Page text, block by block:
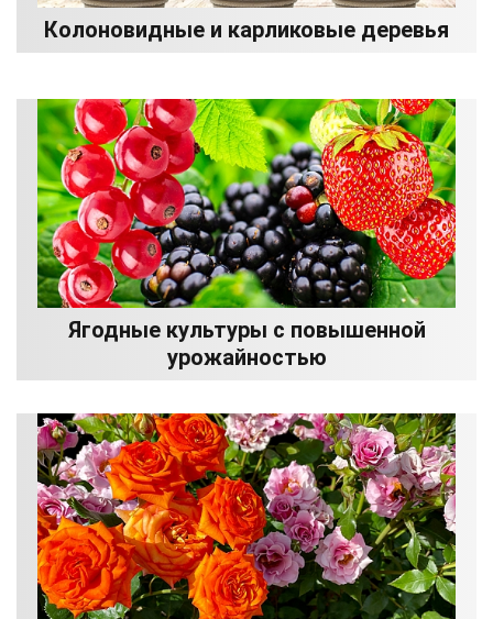
Колоновидные и карликовые деревья
Ягодные культуры с повышенной
урожайностью